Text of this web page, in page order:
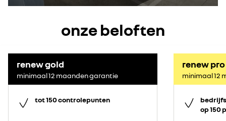
onze beloften
renew gold
minimaal 12 maanden garantie
tot 150 controlepunten
renew pro
minimaal 12
op 150